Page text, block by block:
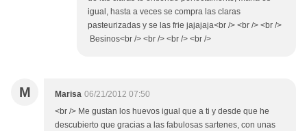
igual, hasta a veces se compra las claras
pasteurizadas y se las frie jajajaja<br /> <br /> <br />
Besinos<br /> <br /> <br /> <br />
M Marisa 06/21/2012 07:50
<br /> Me gustan los huevos igual que a ti y desde que he
descubierto que gracias a las fabulosas sartenes, con unas